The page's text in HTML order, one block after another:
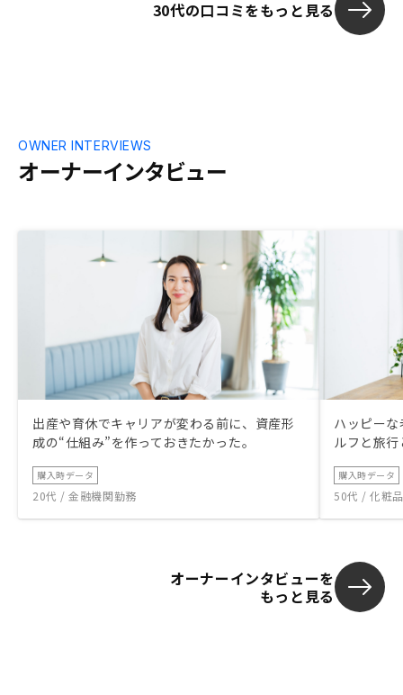
30代の口コミをもっと見る
オーナーインタビュー
OWNER INTERVIEWS
出産や育休でキャリアが変わる前に、資産形
成の“仕組み”を作っておきたかった。
購入時データ
20代 / 金融機関勤務
ハッピー
ルフと旅
購入時データ
50代 / 化粧
オーナーインタビューを
もっと見る